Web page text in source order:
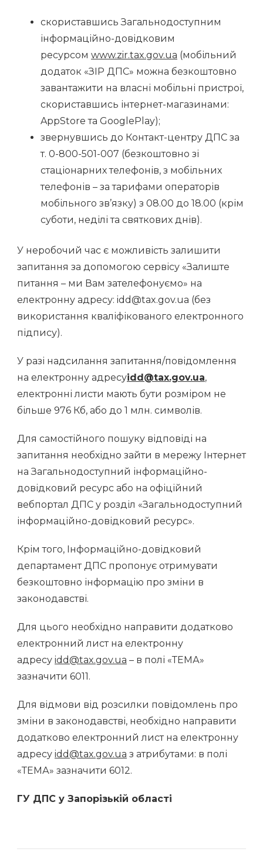
скориставшись Загальнодоступним
інформаційно-довідковим
ресурсом www.zir.tax.gov.ua (мобільний
додаток «ЗІР ДПС» можна безкоштовно
завантажити на власні мобільні пристрої,
скориставшись інтернет-магазинами:
AppStore та GooglePlay);
звернувшись до Контакт-центру ДПС за
т. 0-800-501-007 (безкоштовно зі
стаціонарних телефонів, з мобільних
телефонів – за тарифами операторів
мобільного зв’язку) з 08.00 до 18.00 (крім
суботи, неділі та святкових днів).
У неробочий час є можливість залишити
запитання за допомогою сервісу «Залиште
питання – ми Вам зателефонуємо» на
електронну адресу: idd@tax.gov.ua (без
використання кваліфікованого електронного
підпису).
У разі надсилання запитання/повідомлення
на електронну адресуidd@tax.gov.ua,
електронні листи мають бути розміром не
більше 976 Кб, або до 1 млн. символів.
Для самостійного пошуку відповіді на
запитання необхідно зайти в мережу Інтернет
на Загальнодоступний інформаційно-
довідковий ресурс або на офіційний
вебпортал ДПС у розділ «Загальнодоступний
інформаційно-довідковий ресурс».
Крім того, Інформаційно-довідковий
департамент ДПС пропонує отримувати
безкоштовно інформацію про зміни в
законодавстві.
Для цього необхідно направити додатково
електронний лист на електронну
адресу idd@tax.gov.ua – в полі «ТЕМА»
зазначити 6011.
Для відмови від розсилки повідомлень про
зміни в законодавстві, необхідно направити
додатково електронний лист на електронну
адресу idd@tax.gov.ua з атрибутами: в полі
«ТЕМА» зазначити 6012.
ГУ ДПС у Запорізькій області